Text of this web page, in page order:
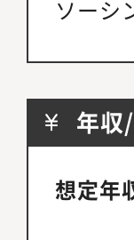
ソーシ
年収
想定年